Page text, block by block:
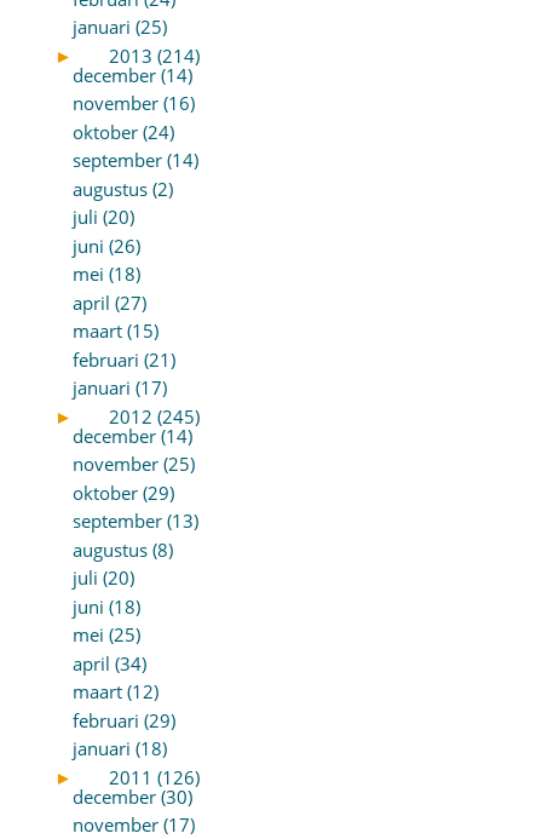
januari (25)
►
2013 (214)
december (14)
november (16)
oktober (24)
september (14)
augustus (2)
juli (20)
juni (26)
mei (18)
april (27)
maart (15)
februari (21)
januari (17)
►
2012 (245)
december (14)
november (25)
oktober (29)
september (13)
augustus (8)
juli (20)
juni (18)
mei (25)
april (34)
maart (12)
februari (29)
januari (18)
►
2011 (126)
december (30)
november (17)